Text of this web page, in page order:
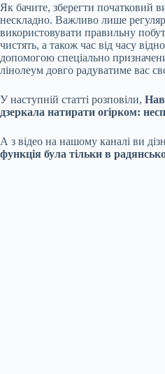
Як бачите, зберегти початковий
нескладно. Важливо лише
використовувати правильну
чистять, а також час від часу
допомогою спеціально
лінолеум довго радуватиме вас
У наступній статті розповіли,
дзеркала натирати огірком:
А з відео на нашому каналі ви
функція була тільки в